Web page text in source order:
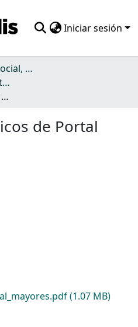
Iniciar sesión
11. Participación social, cultural y política
Participación social, cultural y política
Diez temas jurídicos de Portal Mayores
de Portal
(1.07 MB)